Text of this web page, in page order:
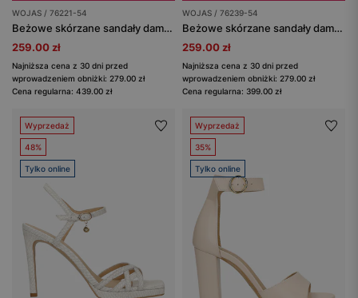
WOJAS / 76221-54
Beżowe skórzane sandały damskie na wysokiej szpilce
259.00 zł
Najniższa cena z 30 dni przed
wprowadzeniem obniżki: 279.00 zł
Cena regularna: 439.00 zł
WOJAS / 76239-54
Beżowe skórzane sandały damskie na wysokiej szpilce
259.00 zł
Najniższa cena z 30 dni przed
wprowadzeniem obniżki: 279.00 zł
Cena regularna: 399.00 zł
Wyprzedaż
48%
Tylko online
Wyprzedaż
35%
Tylko online